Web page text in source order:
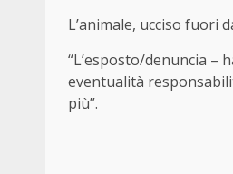
L’animale, ucciso fuori
“L’esposto/denuncia –
eventualità
più”.